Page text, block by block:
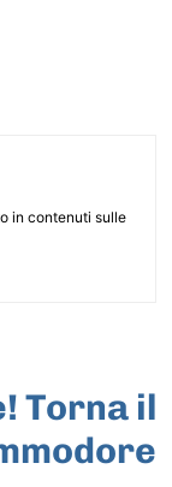
in contenuti sulle
Torna il